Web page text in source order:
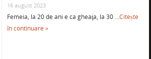
16 august 2023
Femeia, la 20 de ani e ca gheaţa, la 30 …Citește
în continuare »